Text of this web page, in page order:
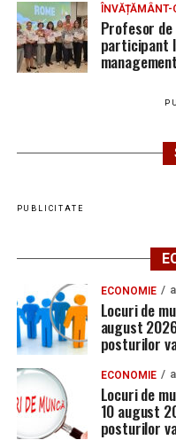
ÎNVĂȚĂMÂNT-
Profesor de
participant
PUBLICITATE
ECONOMIE
Locuri de
august
posturilor
ECONOMIE
Locuri de
10 august
posturilor